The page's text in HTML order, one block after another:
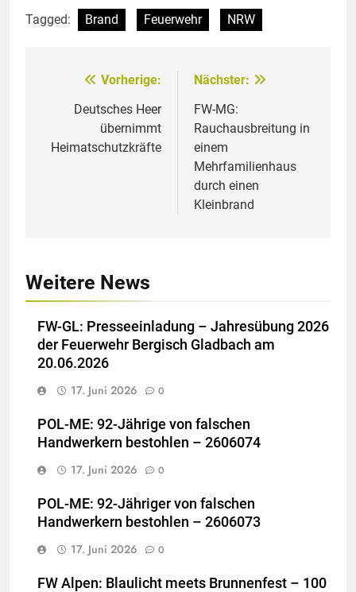
Tagged: Brand Feuerwehr NRW
Beitragsnavigation
Vorherige:
Deutsches Heer
übernimmt
Heimatschutzkräfte
Nächster:
FW-MG:
Rauchausbreitung in
einem
Mehrfamilienhaus
durch einen
Kleinbrand
Weitere News
FW-GL: Presseeinladung – Jahresübung 2026
der Feuerwehr Bergisch Gladbach am
20.06.2026
17. Juni 2026
0
POL-ME: 92-Jährige von falschen
Handwerkern bestohlen – 2606074
17. Juni 2026
0
POL-ME: 92-Jähriger von falschen
Handwerkern bestohlen – 2606073
17. Juni 2026
0
FW Alpen: Blaulicht meets Brunnenfest – 100